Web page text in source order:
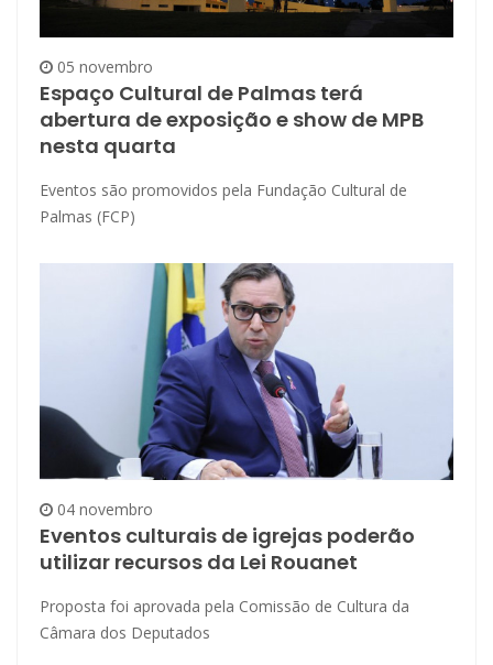
05 novembro
Espaço Cultural de Palmas terá
abertura de exposição e show de MPB
nesta quarta
Eventos são promovidos pela Fundação Cultural de
Palmas (FCP)
04 novembro
Eventos culturais de igrejas poderão
utilizar recursos da Lei Rouanet
Proposta foi aprovada pela Comissão de Cultura da
Câmara dos Deputados